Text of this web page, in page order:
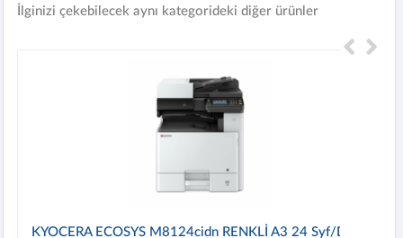
İlginizi çekebilecek aynı kategorideki diğer ürünler
KYOCERA ECOSYS M8124cidn RENKLİ A3 24 Syf/dk